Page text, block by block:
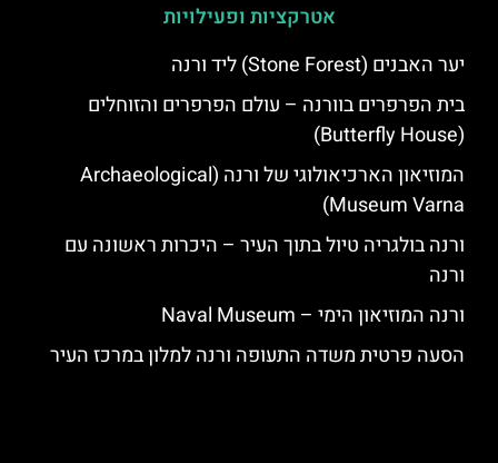
אטרקציות ופעילויות
יער האבנים (Stone Forest) ליד ורנה
בית הפרפרים בוורנה – עולם הפרפרים והזוחלים
(Butterfly House)
המוזיאון הארכיאולוגי של ורנה (Archaeological
Museum Varna)
ורנה בולגריה טיול בתוך העיר – היכרות ראשונה עם
ורנה
ורנה המוזיאון הימי – Naval Museum
הסעה פרטית משדה התעופה ורנה למלון במרכז העיר